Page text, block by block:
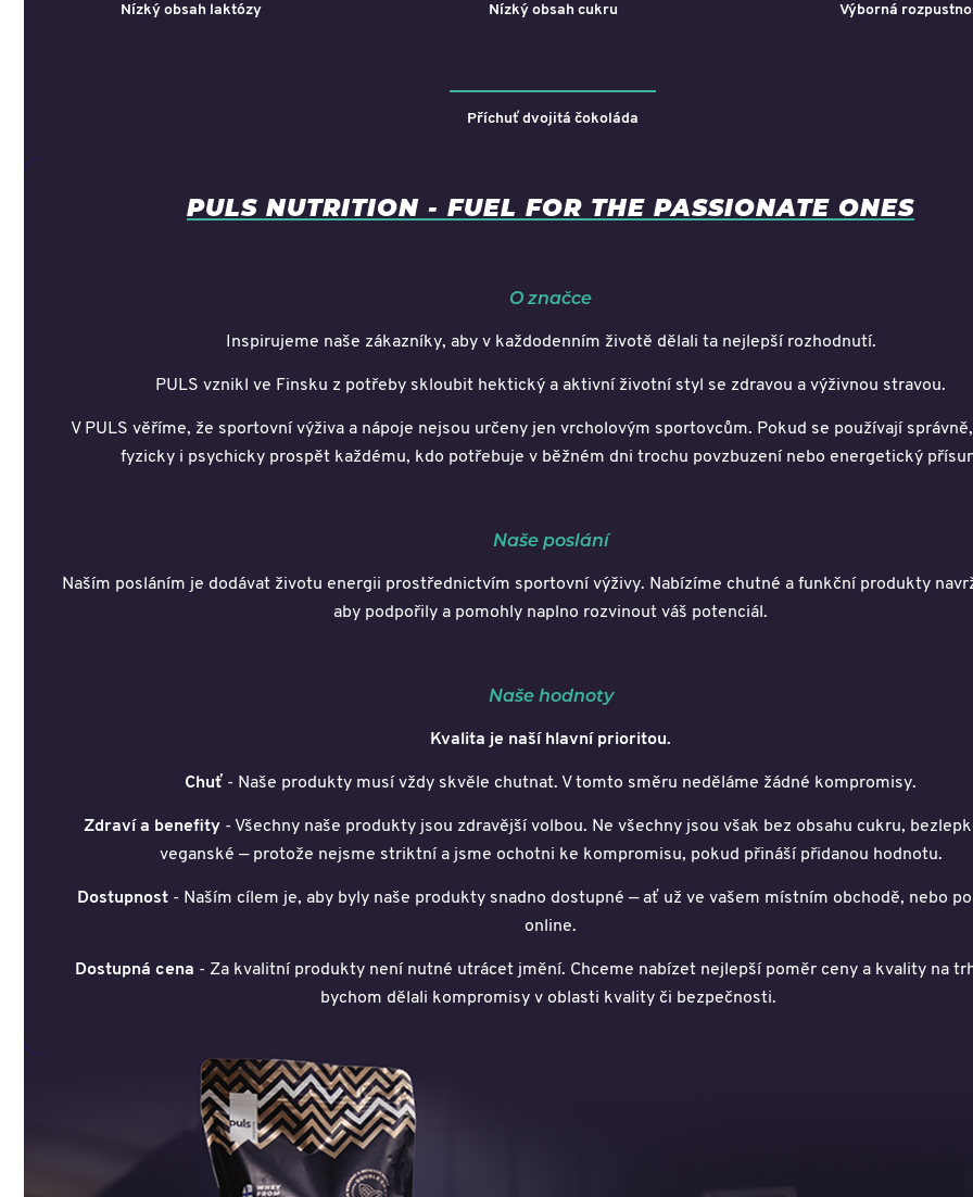
Nízký obsah laktózy Nízký obsah cukru Výborná
Příchuť dvojitá čokoláda
PULS NUTRITION - FUEL FOR THE PASSIONATE ONES
O značce
Inspirujeme naše zákazníky, aby v každodenním životě dělali ta nejlepší rozhodnutí.
PULS vznikl ve Finsku z potřeby skloubit hektický a aktivní životní styl se zdravou a výživnou stravou.
V PULS věříme, že sportovní výživa a nápoje nejsou určeny jen vrcholovým sportovcům. Pokud se používají
fyzicky i psychicky prospět každému, kdo potřebuje v běžném dni trochu povzbuzení nebo energetický
Naše poslání
Naším posláním je dodávat životu energii prostřednictvím sportovní výživy. Nabízíme chutné a funkční produkty
aby podpořily a pomohly naplno rozvinout váš potenciál.
Naše hodnoty
Kvalita je naší hlavní prioritou.
Chuť - Naše produkty musí vždy skvěle chutnat. V tomto směru neděláme žádné kompromisy.
Zdraví a benefity - Všechny naše produkty jsou zdravější volbou. Ne všechny jsou však bez obsahu cukru,
veganské — protože nejsme striktní a jsme ochotni ke kompromisu, pokud přináší přidanou hodnotu.
Dostupnost- Naším cílem je, aby byly naše produkty snadno dostupné — ať už ve vašem místním obchodě, nebo
online.
Dostupná cena - Za kvalitní produkty není nutné utrácet jmění. Chceme nabízet nejlepší poměr ceny a kvality na
bychom dělali kompromisy v oblasti kvality či bezpečnosti.